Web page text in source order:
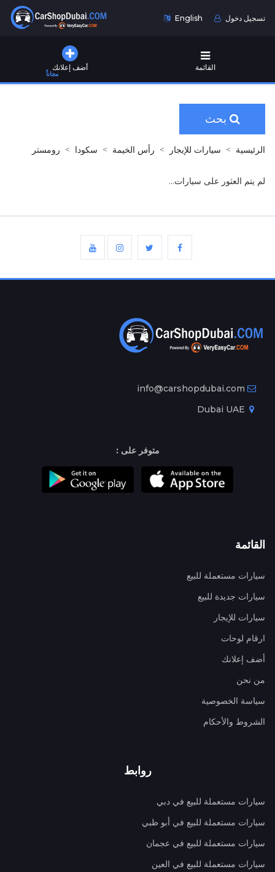
English تسجيل دخول
أضف إعلانك
مجاناً
القائمة
بحث
الرئيسية سيارات للإيجار رأس الخيمة سكودا رومستر
لم يتم العثور على سيارات...
info@carshopdubai.com
متوفر على :
القائمة
سيارات مستعملة للبيع
سيارات جديدة للبيع
سيارات للإيجار
ارقام لوحات
أضف إعلانك
من نحن
سياسة الخصوصية
الشروط والأحكام
روابط
سيارات مستعملة للبيع في دبي
سيارات مستعملة للبيع في أبو ظبي
سيارات مستعملة للبيع في عجمان
سيارات مستعملة للبيع في العين